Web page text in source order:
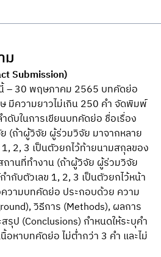
ม
Submission)
– 30 พฤษภาคม 2565 บทคัดย่อ
มีความยาวไม่เกิน 250 คำ จัดพิมพ์
บในการเขียนบทคัดย่อ ชื่อเรื่อง
(ถ้าผู้วิจัย ผู้ร่วมวิจัย มาจากหลาย
2, 3 เป็นตัวยกไว้ท้ายนามสกุลของ
านที่ทำงาน (ถ้าผู้วิจัย ผู้ร่วมวิจัย
ำกับตัวเลข 1, 2, 3 เป็นตัวยกไว้หน้า
วามบทคัดย่อ ประกอบด้วย ความ
วิธีการ (Methods), ผลการ
รุป (Conclusions) กำหนดให้ระบุคำ
หาบทคัดย่อ ไม่ต่ำกว่า 3 คำ และไม่